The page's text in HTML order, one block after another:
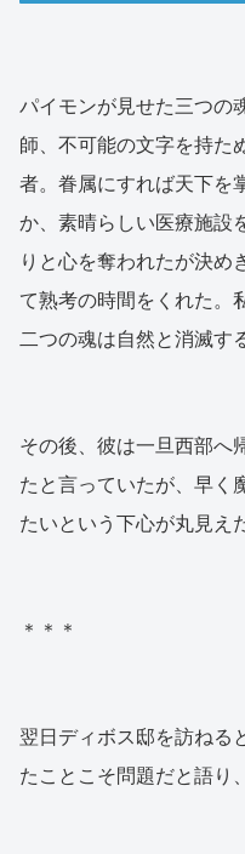
パイモンが見せた三つの
師、不可能の文字を持た
者。眷属にすれば天下を
か、素晴らしい医療施設
りと心を奪われたが決め
て熟考の時間をくれた。
二つの魂は自然と消滅す
その後、彼は一旦西部へ
たと言っていたが、早く
たいという下心が丸見え
＊＊＊
翌日ディボス邸を訪ねる
たことこそ問題だと語り